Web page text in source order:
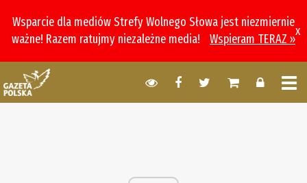
Wsparcie dla mediów Strefy Wolnego Słowa jest niezmiernie
ważne! Razem ratujmy niezależne media!
Wspieram TERAZ »
x